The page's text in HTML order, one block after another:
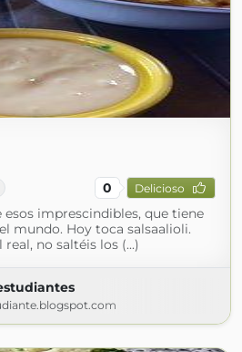
0 Delicioso
esos imprescindibles, que tiene
mundo. Hoy toca salsaalioli.
no saltéis los (...)